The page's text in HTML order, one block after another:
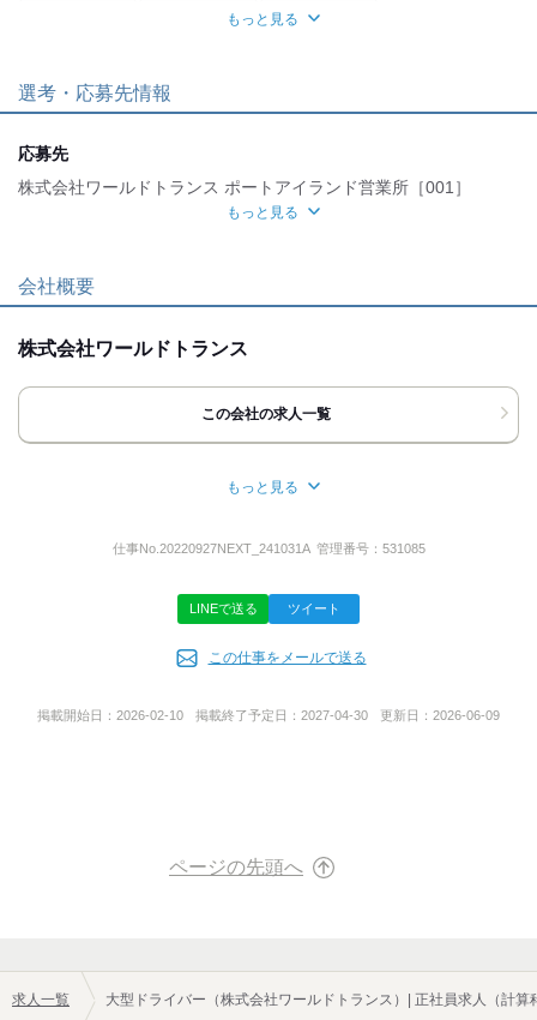
正社員経験不問
駅徒歩5分
交通費有 資格取得支援あり
髪自由
応募時のメリット
もっと見る
選考・応募先情報
応募先
株式会社ワールドトランス ポートアイランド営業所［001］
[最寄駅]
兵庫県 神戸市中央区⁄計算科学センター 神戸どうぶつ王国富
兵庫県神戸市中央区港島9丁目11番地の1
ポートアイランド営業所
もっと見る
会社概要
株式会社ワールドトランス
この会社の求人一覧
兵庫県神戸市中央区港島９丁目１１番地の１ ＳＫビル３０３号
海上コンテナ輸送
もっと見る
仕事No. 20220927NEXT_241031A 管理番号： 531085
LINEで送る ツイート
この仕事をメールで送る
掲載開始日： 2026-02-10 掲載終了予定日： 2027-04-30 更新日： 2026-06-09
ページの先頭へ
求人一覧 大型ドライバー（株式会社ワールドトランス）| 正社員求人（計